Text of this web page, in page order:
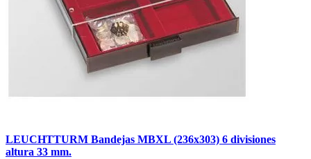
LEUCHTTURM Bandejas MBXL (236x303) 6 divisiones
altura 33 mm.